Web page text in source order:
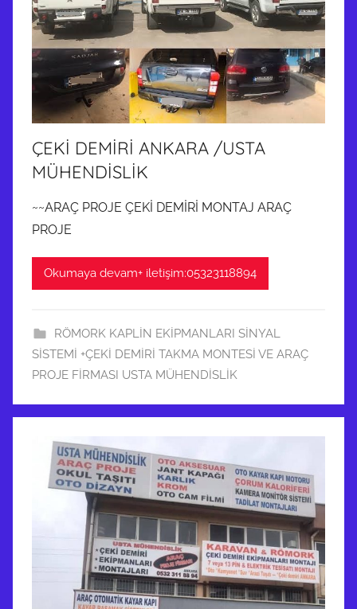
ÇEKİ DEMİRİ ANKARA /USTA
MÜHENDİSLİK
~~ARAÇ PROJE ÇEKİ DEMİRİ MONTAJ ARAÇ
PROJE
Okumaya devam+ iletişim:05323118894
RÖMORK KAPLİN EKİPMANLARI SİNYAL
SİSTEMİ +ÇEKİ DEMİRİ TAKMA MONTESİ VE ARAÇ
PROJE FİRMASI USTA MÜHENDİSLİK